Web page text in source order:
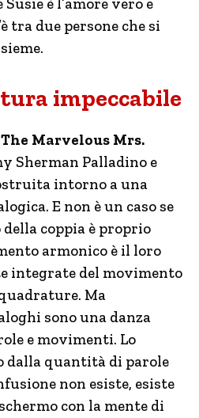
tra due persone che si
impeccabile
The Marvelous Mrs.
Sherman Palladino e
intorno a una
E non è un caso se
coppia è proprio
armonico è il loro
integrate del movimento
Ma
sono una danza
e movimenti. Lo
dalla quantità di parole
non esiste, esiste
con la mente di